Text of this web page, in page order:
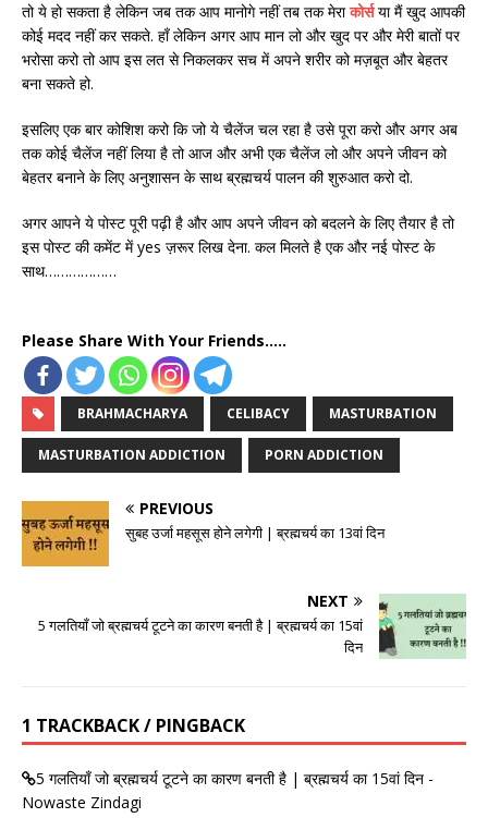
तो ये हो सकता है लेकिन जब तक आप मानोगे नहीं तब तक मेराकोर्सया मैं खुद आपकी
कोई मदद नहीं कर सकते. हाँ लेकिन अगर आप मान लो और खुद पर और मेरी बातों पर
भरोसा करो तो आप इस लत से निकलकर सच में अपने शरीर को मज़बूत और बेहतर
बना सकते हो.
इसलिए एक बार कोशिश करो कि जो ये चैलेंज चल रहा है उसे पूरा करो और अगर अब
तक कोई चैलेंज नहीं लिया है तो आज और अभी एक चैलेंज लो और अपने जीवन को
बेहतर बनाने के लिए अनुशासन के साथ ब्रह्मचर्य पालन की शुरुआत करो दो.
अगर आपने ये पोस्ट पूरी पढ़ी है और आप अपने जीवन को बदलने के लिए तैयार है तो
इस पोस्ट की कमेंट में yes ज़रूर लिख देना. कल मिलते है एक और नई पोस्ट के
साथ………………
Please Share With Your Friends.....
BRAHMACHARYA CELIBACY MASTURBATION
MASTURBATION ADDICTION PORN ADDICTION
PREVIOUS
सुबह उर्जा महसूस होने लगेगी | ब्रह्मचर्य का 13वां दिन
NEXT
5 गलतियाँ जो ब्रह्मचर्य टूटने का कारण बनती है | ब्रह्मचर्य का 15वां
दिन
1 TRACKBACK / PINGBACK
5 गलतियाँ जो ब्रह्मचर्य टूटने का कारण बनती है | ब्रह्मचर्य का 15वां दिन -
Nowaste Zindagi